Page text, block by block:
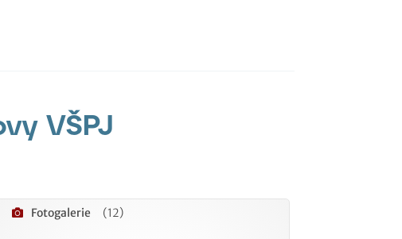
VŠPJ
Fotogalerie (12)